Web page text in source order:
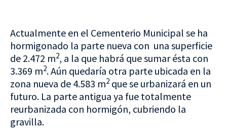
Actualmente en el Cementerio Municipal se ha
hormigonado la parte nueva con una superficie
de 2.472 m2, a la que habrá que sumar ésta con
3.369 m2. Aún quedaría otra parte ubicada en la
zona nueva de 4.583 m2 que se urbanizará en un
futuro. La parte antigua ya fue totalmente
reurbanizada con hormigón, cubriendo la
gravilla.